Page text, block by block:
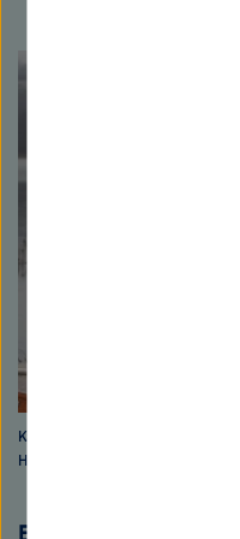
Karsten Rinke ist Leiter des
Helmholtz-Zentrums für
Es kann gefährlich